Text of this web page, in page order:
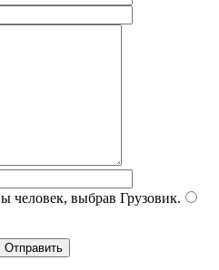
человек, выбрав Грузовик.